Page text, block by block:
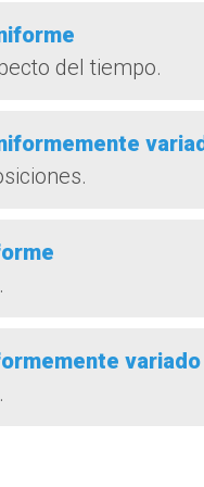
del tiempo.
variado